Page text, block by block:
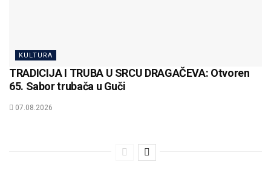
KULTURA
TRADICIJA I TRUBA U SRCU DRAGAČEVA: Otvoren
65. Sabor trubača u Guči
07.08.2026